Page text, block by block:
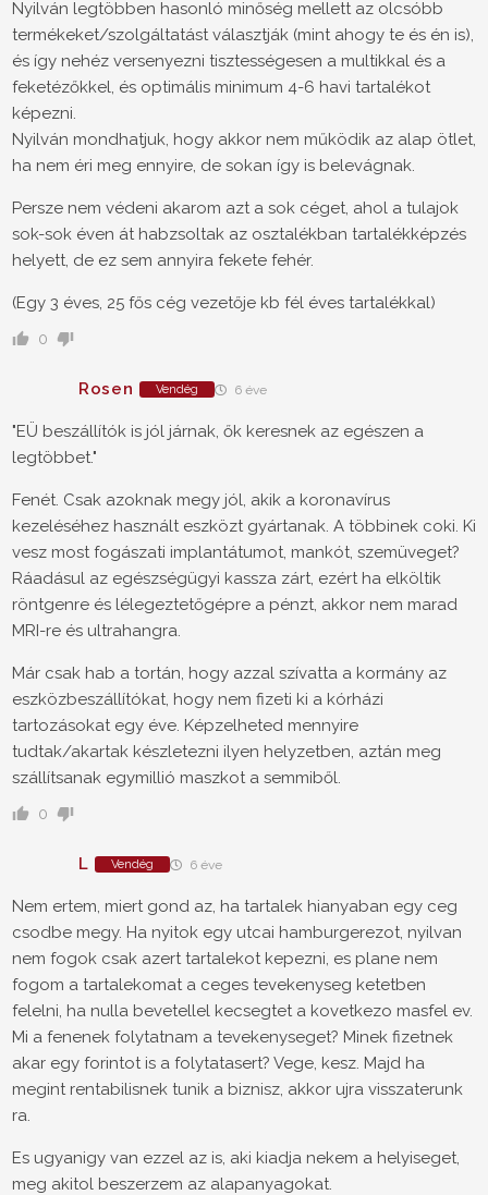
Nyilván legtöbben hasonló minőség mellett az olcsóbb
termékeket/szolgáltatást választják (mint ahogy te és én is),
és így nehéz versenyezni tisztességesen a multikkal és a
feketézőkkel, és optimális minimum 4-6 havi tartalékot
képezni.
Nyilván mondhatjuk, hogy akkor nem működik az alap ötlet,
ha nem éri meg ennyire, de sokan így is belevágnak.
Persze nem védeni akarom azt a sok céget, ahol a tulajok
sok-sok éven át habzsoltak az osztalékban tartalékképzés
helyett, de ez sem annyira fekete fehér.
(Egy 3 éves, 25 fős cég vezetője kb fél éves tartalékkal)
0
Rosen Vendég 6 éve
"EÜ beszállítók is jól járnak, ők keresnek az egészen a
legtöbbet."
Fenét. Csak azoknak megy jól, akik a koronavírus
kezeléséhez használt eszközt gyártanak. A többinek coki. Ki
vesz most fogászati implantátumot, mankót, szemüveget?
Ráadásul az egészségügyi kassza zárt, ezért ha elköltik
röntgenre és lélegeztetőgépre a pénzt, akkor nem marad
MRI-re és ultrahangra.
Már csak hab a tortán, hogy azzal szívatta a kormány az
eszközbeszállítókat, hogy nem fizeti ki a kórházi
tartozásokat egy éve. Képzelheted mennyire
tudtak/akartak készletezni ilyen helyzetben, aztán meg
szállítsanak egymillió maszkot a semmiből.
0
L Vendég 6 éve
Nem ertem, miert gond az, ha tartalek hianyaban egy ceg
csodbe megy. Ha nyitok egy utcai hamburgerezot, nyilvan
nem fogok csak azert tartalekot kepezni, es plane nem
fogom a tartalekomat a ceges tevekenyseg ketetben
felelni, ha nulla bevetellel kecsegtet a kovetkezo masfel ev.
Mi a fenenek folytatnam a tevekenyseget? Minek fizetnek
akar egy forintot is a folytatasert? Vege, kesz. Majd ha
megint rentabilisnek tunik a biznisz, akkor ujra visszaterunk
ra.
Es ugyanigy van ezzel az is, aki kiadja nekem a helyiseget,
meg akitol beszerzem az alapanyagokat.